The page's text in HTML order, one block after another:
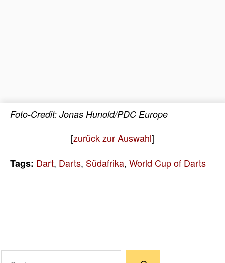
Foto-Credit: Jonas Hunold/PDC Europe
[zurück zur Auswahl]
Tags: Dart, Darts, Südafrika, World Cup of Darts